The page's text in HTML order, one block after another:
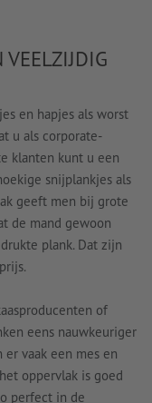
en hapjes als worst
u als corporate-
klanten kunt u een
snijplankjes als
geeft men bij grote
de mand gewoon
plank. Dat zijn
of
eens nauwkeuriger
vaak een mes en
oppervlak is goed
perfect in de